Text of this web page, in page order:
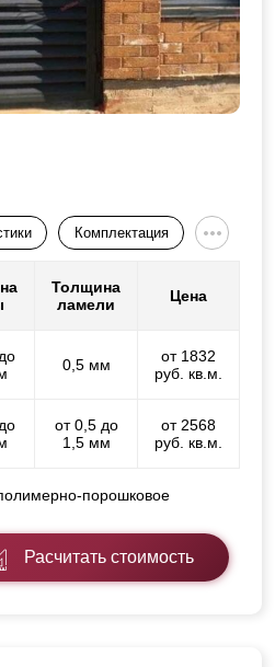
Комплектация
Толщина
ламели
Цена
0,5 мм
от 1832
руб. кв.м.
от 0,5 до
1,5 мм
от 2568
руб. кв.м.
порошковое
Расчитать стоимость